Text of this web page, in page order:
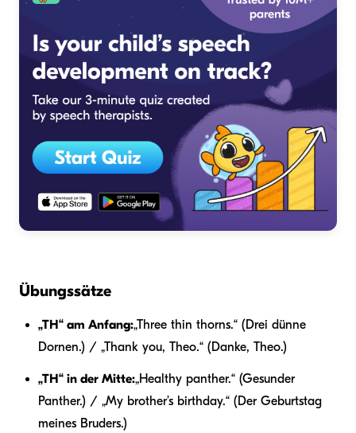
Übungssätze
„TH“ am Anfang:„Three thin thorns.“ (Drei dünne
Dornen.) / „Thank you, Theo.“ (Danke, Theo.)
„TH“ in der Mitte:„Healthy panther.“ (Gesunder
Panther.) / „My brother’s birthday.“ (Der Geburtstag
meines Bruders.)